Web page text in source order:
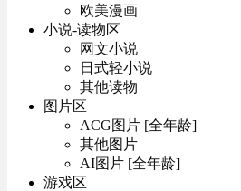
欧美漫画
小说-读物区
网文小说
日式轻小说
其他读物
图片区
ACG图片 [全年龄]
其他图片
AI图片 [全年龄]
游戏区